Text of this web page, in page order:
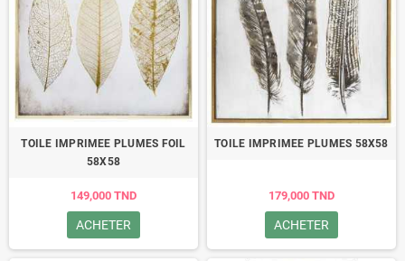
TOILE IMPRIMEE PLUMES FOIL
58X58
149,000 TND
ACHETER
TOILE IMPRIMEE PLUMES 58X58
179,000 TND
ACHETER